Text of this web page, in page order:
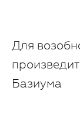
Для
Базиума